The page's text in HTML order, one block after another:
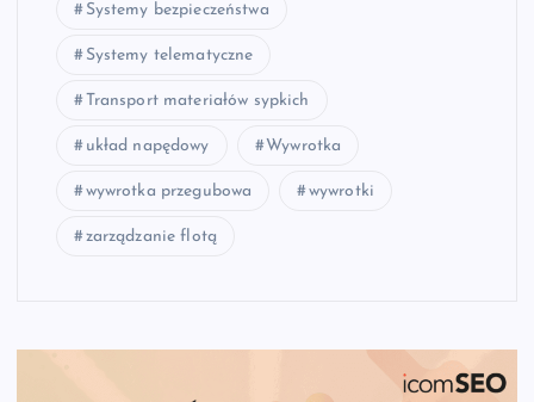
Systemy bezpieczeństwa
Systemy telematyczne
Transport materiałów sypkich
układ napędowy Wywrotka
wywrotka przegubowa wywrotki
zarządzanie flotą